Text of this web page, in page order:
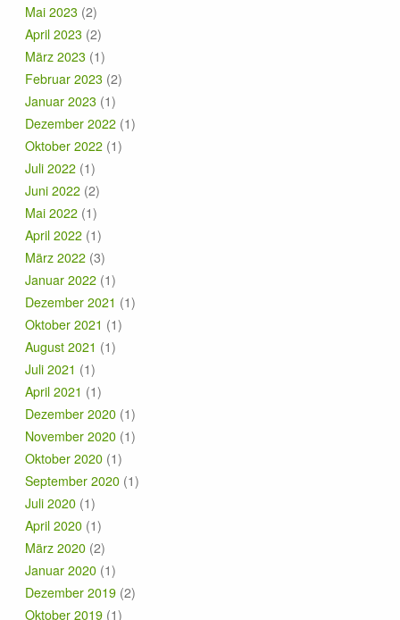
Mai 2023 (2)
April 2023 (2)
März 2023 (1)
Februar 2023 (2)
Januar 2023 (1)
Dezember 2022 (1)
Oktober 2022 (1)
Juli 2022 (1)
Juni 2022 (2)
Mai 2022 (1)
April 2022 (1)
März 2022 (3)
Januar 2022 (1)
Dezember 2021 (1)
Oktober 2021 (1)
August 2021 (1)
Juli 2021 (1)
April 2021 (1)
Dezember 2020 (1)
November 2020 (1)
Oktober 2020 (1)
September 2020 (1)
Juli 2020 (1)
April 2020 (1)
März 2020 (2)
Januar 2020 (1)
Dezember 2019 (2)
Oktober 2019 (1)